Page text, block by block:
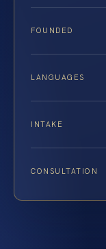
FOUNDED
LANGUAGES
INTAKE
CONSULTATION